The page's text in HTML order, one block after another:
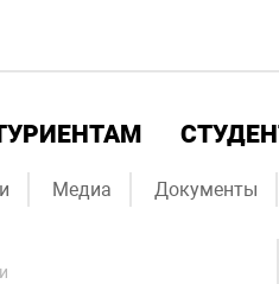
Медиа Документы